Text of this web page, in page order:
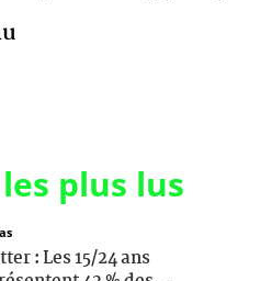
les plus lus
: Les 15/24 ans